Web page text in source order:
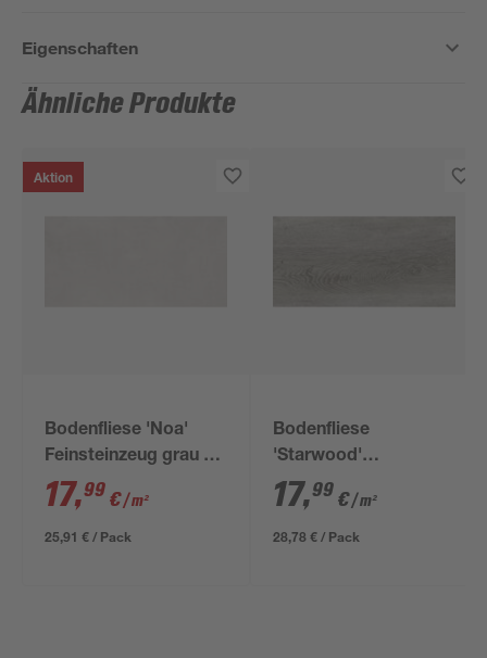
Eigenschaften
Ähnliche Produkte
Aktion
Bodenfliese 'Noa'
Feinsteinzeug grau 60
x 120 x 0,82 cm
17,99 €/ m²
25,91 € / Pack
Bodenfliese
'Starwood'
Feinsteinzeug grau
29,8 x 59,8 cm
17,99 €/ m²
28,78 € / Pack